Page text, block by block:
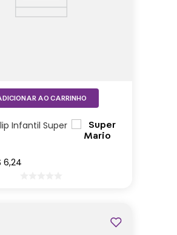
Infantil Super
6,24
AO CARRINHO